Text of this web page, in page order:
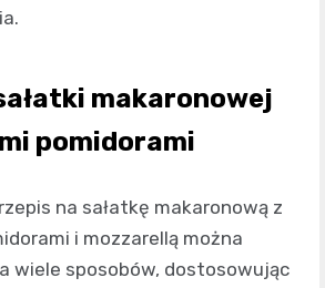
makaronowej
pomidorami
na sałatkę makaronową z
i mozzarellą można
wiele sposobów, dostosowując